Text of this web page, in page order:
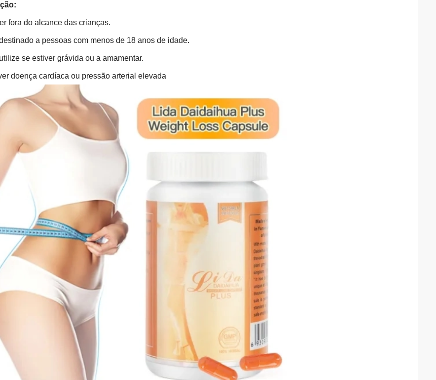
fora do alcance das crianças.
a pessoas com menos de 18 anos de idade.
se estiver grávida ou a amamentar.
doença cardíaca ou pressão arterial elevada